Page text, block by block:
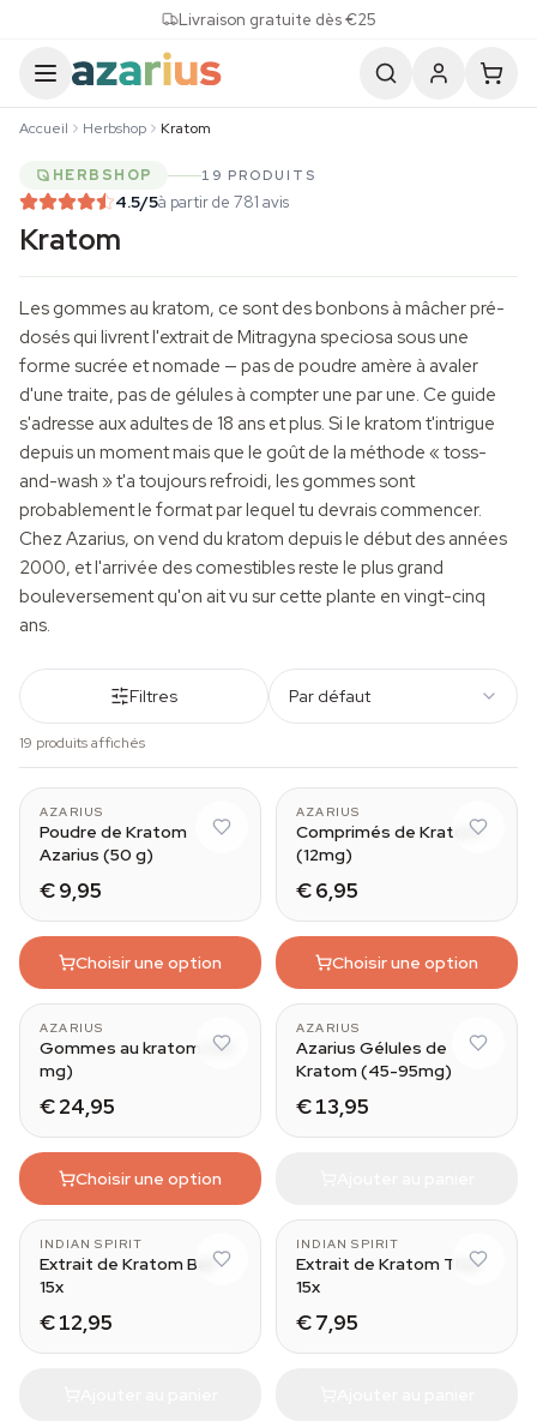
Livraison gratuite dès €25
Accueil Herbshop Kratom
HERBSHOP 19 PRODUITS
4.5/5à partir de 781 avis
Kratom
Les gommes au kratom, ce sont des bonbons à mâcher pré-
dosés qui livrent l'extrait de Mitragyna speciosa sous une
forme sucrée et nomade — pas de poudre amère à avaler
d'une traite, pas de gélules à compter une par une. Ce guide
s'adresse aux adultes de 18 ans et plus. Si le kratom t'intrigue
depuis un moment mais que le goût de la méthode « toss-
and-wash » t'a toujours refroidi, les gommes sont
probablement le format par lequel tu devrais commencer.
Chez Azarius, on vend du kratom depuis le début des années
2000, et l'arrivée des comestibles reste le plus grand
bouleversement qu'on ait vu sur cette plante en vingt-cinq
ans.
Filtres Par défaut
19 produits affichés
AZARIUS
Poudre de Kratom
Azarius (50 g)
€ 9,95
Choisir une option
AZARIUS
Comprimés de Kratom
(12mg)
€ 6,95
Choisir une option
AZARIUS
Gommes au kratom (30
mg)
€ 24,95
Choisir une option
Green (65mg)
AZARIUS
Azarius Gélules de
Kratom (45-95mg)
€ 13,95
INDIAN SPIRIT
Extrait de Kratom Bali
15x
€ 12,95
INDIAN SPIRIT
Extrait de Kratom Thaï
15x
€ 7,95